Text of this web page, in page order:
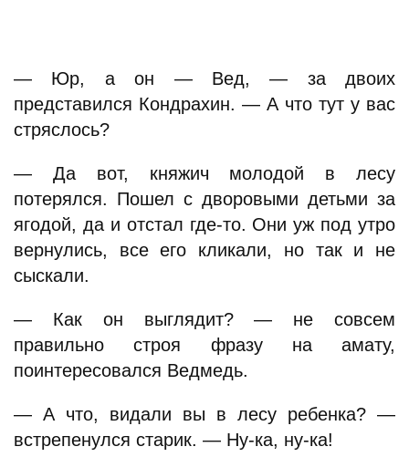
— Юр, а он — Вед, — за двоих
представился Кондрахин. — А что тут у вас
стряслось?
— Да вот, княжич молодой в лесу
потерялся. Пошел с дворовыми детьми за
ягодой, да и отстал где-то. Они уж под утро
вернулись, все его кликали, но так и не
сыскали.
— Как он выглядит? — не совсем
правильно строя фразу на амату,
поинтересовался Ведмедь.
— А что, видали вы в лесу ребенка? —
встрепенулся старик. — Ну-ка, ну-ка!